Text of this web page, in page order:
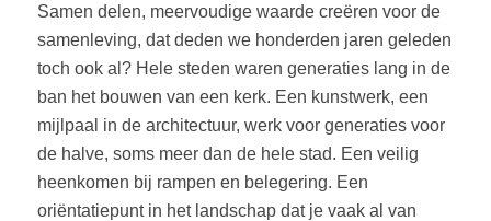
Samen delen, meervoudige waarde creëren voor de
samenleving, dat deden we honderden jaren geleden
toch ook al? Hele steden waren generaties lang in de
ban het bouwen van een kerk. Een kunstwerk, een
mijlpaal in de architectuur, werk voor generaties voor
de halve, soms meer dan de hele stad. Een veilig
heenkomen bij rampen en belegering. Een
oriëntatiepunt in het landschap dat je vaak al van